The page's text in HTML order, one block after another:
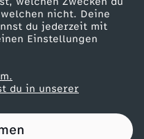
nicht. Deine
du jederzeit mit
Einstellungen
du in unserer